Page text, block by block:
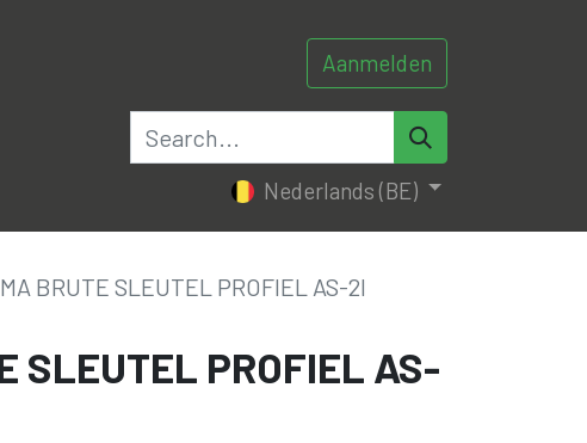
Aanmelden
0
Nederlands (BE)
BRUTE SLEUTEL PROFIEL AS-2I
SLEUTEL PROFIEL AS-